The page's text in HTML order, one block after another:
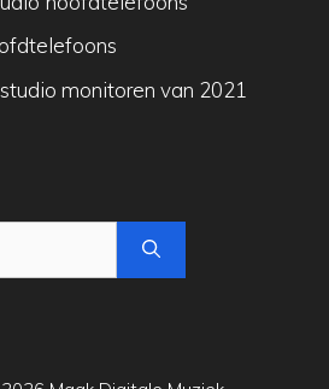
monitoren van 2021